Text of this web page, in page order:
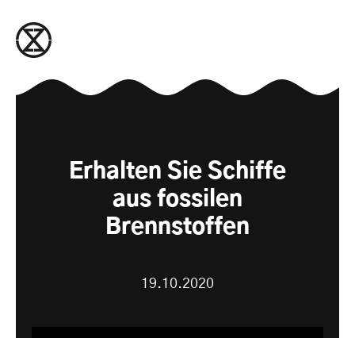
Erhalten Sie Schiffe
aus fossilen
Brennstoffen
19.10.2020